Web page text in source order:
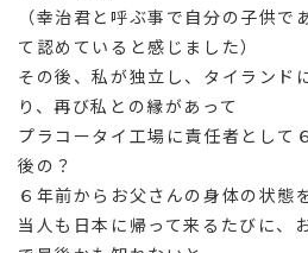
（幸治君と呼ぶ事で自分の子供で
て認めていると感じました）
その後、私が独立し、タイランド
り、再び私との縁があって
プラコータイ工場に責任者として
後の？
６年前からお父さんの身体の状態
当人も日本に帰って来るたびに、